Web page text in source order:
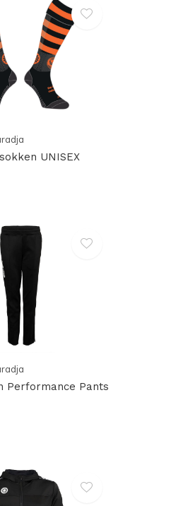
UNISEX
Performance Pants